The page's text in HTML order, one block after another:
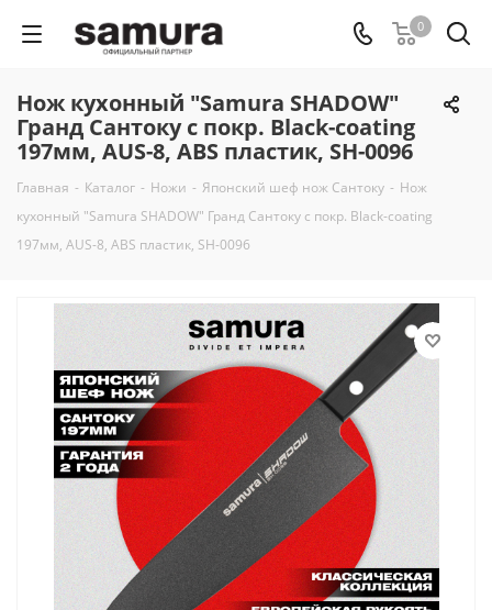
0
Нож кухонный "Samura SHADOW"
Гранд Сантоку с покр. Black-coating
197мм, AUS-8, ABS пластик, SH-0096
Главная - Каталог - Ножи - Японский шеф нож Сантоку - Нож
кухонный "Samura SHADOW" Гранд Сантоку с покр. Black-coating
197мм, AUS-8, ABS пластик, SH-0096